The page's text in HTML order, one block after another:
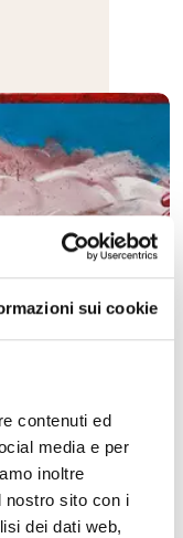
sui cookie
contenuti ed
media e per
inoltre
nostro sito con i
dei dati web,